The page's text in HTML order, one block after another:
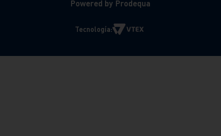
Powered by Prodequa
Tecnología: